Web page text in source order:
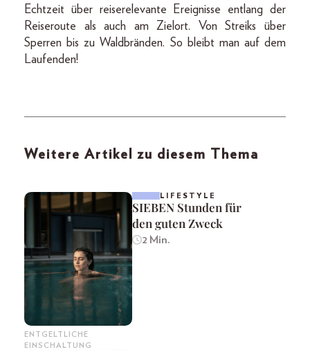
Echtzeit über reiserelevante Ereignisse entlang der
Reiseroute als auch am Zielort. Von Streiks über
Sperren bis zu Waldbränden. So bleibt man auf dem
Laufenden!
Weitere Artikel zu diesem Thema
ENTGELTLICHE
EINSCHALTUNG
LIFESTYLE
SIEBEN Stunden für
den guten Zweck
2 Min.